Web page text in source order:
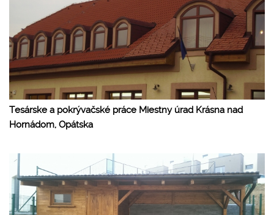
Tesárske a pokrývačské práce Miestny úrad Krásna nad
Hornádom, Opátska